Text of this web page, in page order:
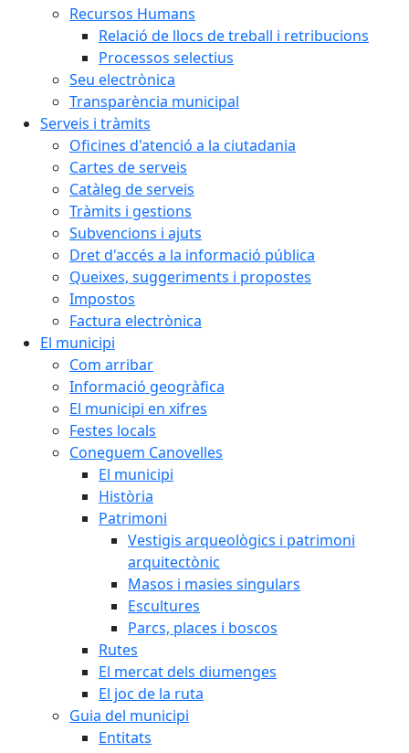
Recursos Humans
Relació de llocs de treball i retribucions
Processos selectius
Seu electrònica
Transparència municipal
Serveis i tràmits
Oficines d'atenció a la ciutadania
Cartes de serveis
Catàleg de serveis
Tràmits i gestions
Subvencions i ajuts
Dret d'accés a la informació pública
Queixes, suggeriments i propostes
Impostos
Factura electrònica
El municipi
Com arribar
Informació geogràfica
El municipi en xifres
Festes locals
Coneguem Canovelles
El municipi
Història
Patrimoni
Vestigis arqueològics i patrimoni
arquitectònic
Masos i masies singulars
Escultures
Parcs, places i boscos
Rutes
El mercat dels diumenges
El joc de la ruta
Guia del municipi
Entitats